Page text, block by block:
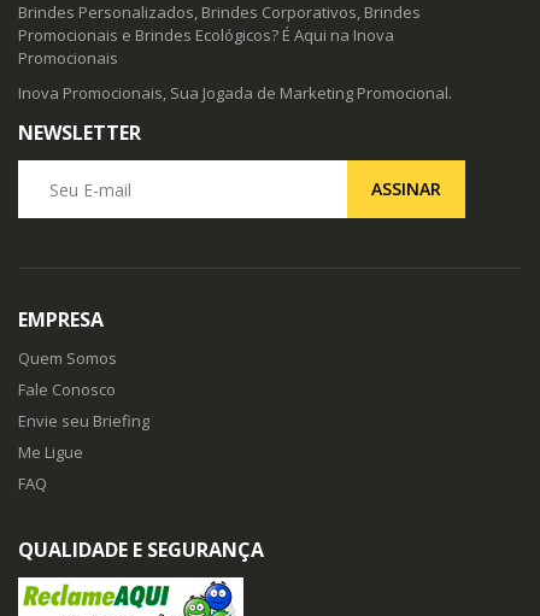
Brindes Personalizados, Brindes Corporativos, Brindes
Promocionais e Brindes Ecológicos? É Aqui na Inova
Promocionais
Inova Promocionais, Sua Jogada de Marketing Promocional.
NEWSLETTER
ASSINAR
EMPRESA
Quem Somos
Fale Conosco
Envie seu Briefing
Me Ligue
FAQ
QUALIDADE E SEGURANÇA